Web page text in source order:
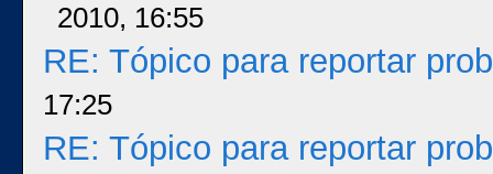
2010, 16:55
RE: Tópico para reportar
17:25
RE: Tópico para reportar